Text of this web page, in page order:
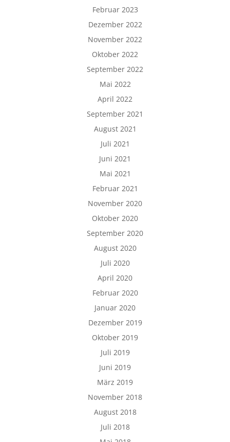
Februar 2023
Dezember 2022
November 2022
Oktober 2022
September 2022
Mai 2022
April 2022
September 2021
August 2021
Juli 2021
Juni 2021
Mai 2021
Februar 2021
November 2020
Oktober 2020
September 2020
August 2020
Juli 2020
April 2020
Februar 2020
Januar 2020
Dezember 2019
Oktober 2019
Juli 2019
Juni 2019
März 2019
November 2018
August 2018
Juli 2018